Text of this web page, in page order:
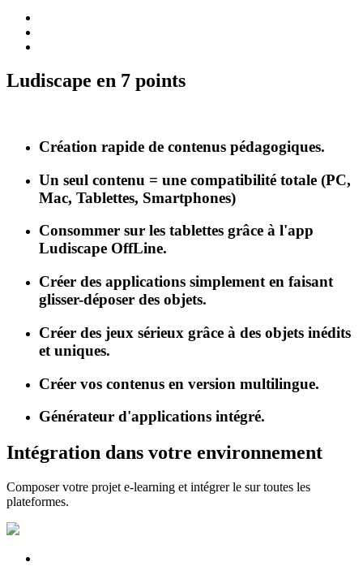
Ludiscape en 7 points
Création rapide de contenus pédagogiques.
Un seul contenu = une compatibilité totale (PC,
Mac, Tablettes, Smartphones)
Consommer sur les tablettes grâce à l'app
Ludiscape OffLine.
Créer des applications simplement en faisant
glisser-déposer des objets.
Créer des jeux sérieux grâce à des objets inédits
et uniques.
Créer vos contenus en version multilingue.
Générateur d'applications intégré.
Intégration dans votre environnement
Composer votre projet e-learning et intégrer le sur toutes les
plateformes.